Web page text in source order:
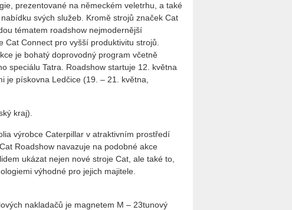
prezentované na německém veletrhu, a také
svých služeb. Kromě strojů značek Cat
tématem roadshow nejmodernější
Cat Connect pro vyšší produktivitu strojů.
je bohatý doprovodný program včetně
speciálu Tatra. Roadshow startuje 12. května
je pískovna Ledčice (19. – 21. května,
kraj).
výrobce Caterpillar v atraktivním prostředí
Roadshow navazuje na podobné akce
ukázat nejen nové stroje Cat, ale také to,
výhodné pro jejich majitele.
nakladačů je magnetem M – 23tunový